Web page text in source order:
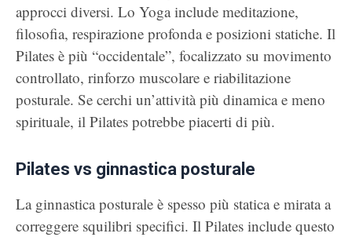
approcci diversi. Lo Yoga include meditazione,
filosofia, respirazione profonda e posizioni statiche. Il
Pilates è più “occidentale”, focalizzato su movimento
controllato, rinforzo muscolare e riabilitazione
posturale. Se cerchi un’attività più dinamica e meno
spirituale, il Pilates potrebbe piacerti di più.
Pilates vs ginnastica posturale
La ginnastica posturale è spesso più statica e mirata a
correggere squilibri specifici. Il Pilates include questo